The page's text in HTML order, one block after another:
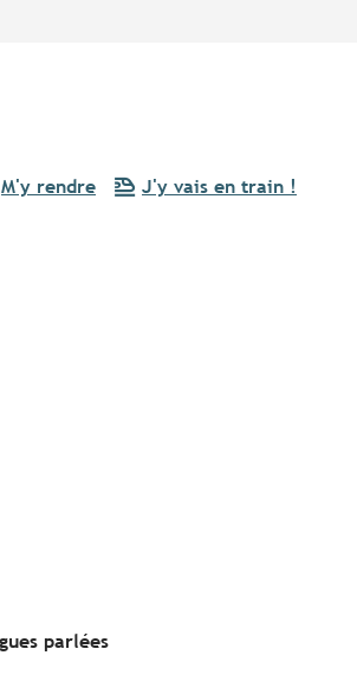
M'y rendre J'y vais en train !
parlées
parlées